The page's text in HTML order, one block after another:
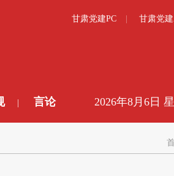
甘肃党建PC 甘肃党
言论 2026年8月6日